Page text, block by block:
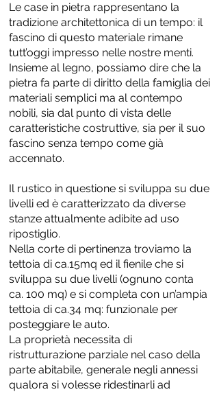
Le case in pietra rappresentano la
tradizione architettonica di un tempo: il
fascino di questo materiale rimane
tutt’oggi impresso nelle nostre menti.
Insieme al legno, possiamo dire che la
pietra fa parte di diritto della famiglia dei
materiali semplici ma al contempo
nobili, sia dal punto di vista delle
caratteristiche costruttive, sia per il suo
fascino senza tempo come già
accennato.
Il rustico in questione si sviluppa su due
livelli ed è caratterizzato da diverse
stanze attualmente adibite ad uso
ripostiglio.
Nella corte di pertinenza troviamo la
tettoia di ca.15mq ed il fienile che si
sviluppa su due livelli (ognuno conta
ca. 100 mq) e si completa con un’ampia
tettoia di ca.34 mq: funzionale per
posteggiare le auto.
La proprietà necessita di
ristrutturazione parziale nel caso della
parte abitabile, generale negli annessi
qualora si volesse ridestinarli ad